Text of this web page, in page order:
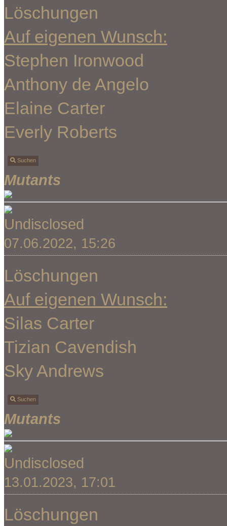
Löschungen
Auf eigenen Wunsch:
Stephen Ironwood
Anthony de Angelo
Elaine Carter
Everly Roberts
Suchen
Mutants
Undisclosed
07.06.2022, 15:26
Löschungen
Auf eigenen Wunsch:
Silas Carter
Tizian Cavendish
Sky Andrews
Suchen
Mutants
Undisclosed
13.01.2023, 17:01
Löschungen